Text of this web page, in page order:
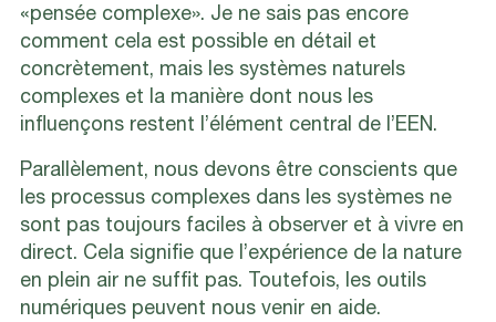
«pensée complexe». Je ne sais pas encore
comment cela est possible en détail et
concrètement, mais les systèmes naturels
complexes et la manière dont nous les
influençons restent l’élément central de l’EEN.
Parallèlement, nous devons être conscients que
les processus complexes dans les systèmes ne
sont pas toujours faciles à observer et à vivre en
direct. Cela signifie que l’expérience de la nature
en plein air ne suffit pas. Toutefois, les outils
numériques peuvent nous venir en aide.